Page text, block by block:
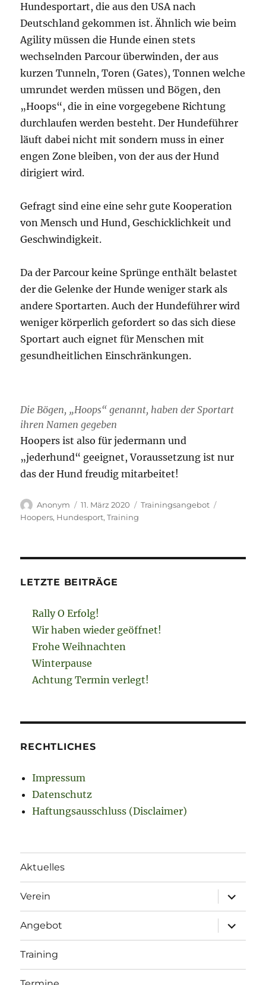
Hundesportart, die aus den USA nach
Deutschland gekommen ist. Ähnlich wie beim
Agility müssen die Hunde einen stets
wechselnden Parcour überwinden, der aus
kurzen Tunneln, Toren (Gates), Tonnen welche
umrundet werden müssen und Bögen, den
„Hoops“, die in eine vorgegebene Richtung
durchlaufen werden besteht. Der Hundeführer
läuft dabei nicht mit sondern muss in einer
engen Zone bleiben, von der aus der Hund
dirigiert wird.
Gefragt sind eine eine sehr gute Kooperation
von Mensch und Hund, Geschicklichkeit und
Geschwindigkeit.
Da der Parcour keine Sprünge enthält belastet
der die Gelenke der Hunde weniger stark als
andere Sportarten. Auch der Hundeführer wird
weniger körperlich gefordert so das sich diese
Sportart auch eignet für Menschen mit
gesundheitlichen Einschränkungen.
Die Bögen, „Hoops“ genannt, haben der Sportart
ihren Namen gegeben
Hoopers ist also für jedermann und
„jederhund“ geeignet, Voraussetzung ist nur
das der Hund freudig mitarbeitet!
Autor
Anonym
Veröffentlicht
am
11. März 2020 Kategorien
Trainingsangebot
Hoopers, Hundesport,Training
LETZTE BEITRÄGE
Rally O Erfolg!
Wir haben wieder geöffnet!
Frohe Weihnachten
Winterpause
Achtung Termin verlegt!
RECHTLICHES
Impressum
Datenschutz
Haftungsausschluss (Disclaimer)
Aktuelles
Verein
öffnen
Angebot
öffnen
Training